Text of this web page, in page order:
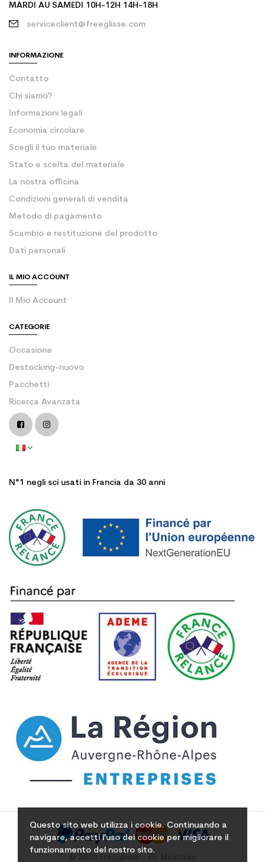
Questo sito web utilizza i cookie. Continuando a
navigare, accetti l'uso dei cookie per migliorare il
funzionamento del nostro sito.
MARDI AU SAMEDI 10H-12H 14H-18H
serviceclient@freeglisse.com
INFORMAZIONE
Contatto
Chi siamo?
Informazioni legali
Economia circolare
Scegli il tuo materiale
Stato e scelta del materiale
La nostra officina
Condizioni generali di vendita
Metodo di pagamento
Scambio e restituzione del prodotto
Dati personali
IL MIO ACCOUNT
Il Mio Account
CATEGORIE
Occasione
Destocking-nuovo
Pacchetti
Ricerca Avanzata
N°1 negli sci usati in Francia da 30 anni